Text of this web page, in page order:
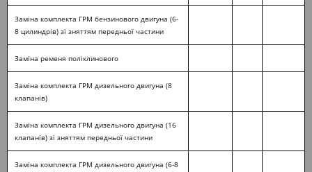
Заміна комплекта ГРМ бензинового двигуна (6-
8 цилиндрів) зі зняттям передньої частини
Заміна ременя поліклинового
Заміна комплекта ГРМ дизельного двигуна (8
клапанів)
Заміна комплекта ГРМ дизельного двигуна (16
клапанів) зі зняттям передньої частини
Заміна комплекта ГРМ дизельного двигуна (6-8